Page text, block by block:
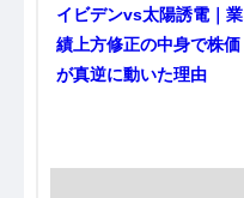
イビデンvs太陽誘電｜業
績上方修正の中身で株価
が真逆に動いた理由